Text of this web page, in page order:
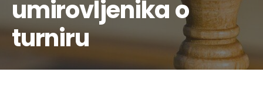
umirovljenika o
turniru